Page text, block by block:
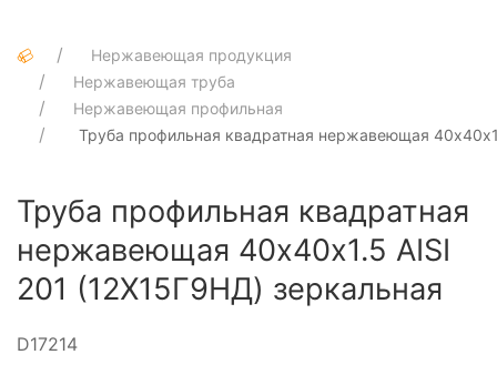
Нержавеющая продукция
Нержавеющая труба
Нержавеющая профильная
Труба профильная квадратная нержавеющая
Труба профильная квадратная
нержавеющая 40х40х1.5 AISI
201 (12Х15Г9НД) зеркальная
D17214